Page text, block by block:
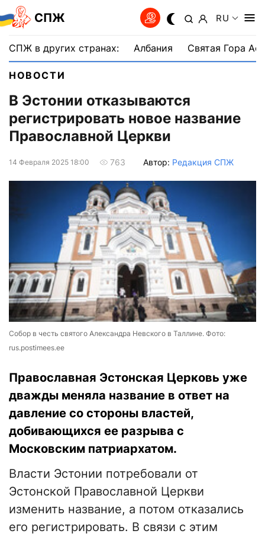
СПЖ RU
СПЖ в других странах: Албания Святая Гора
НОВОСТИ
В Эстонии отказываются
регистрировать новое название
Православной Церкви
14 Февраля 2025 18:00 763 Автор: Редакция СПЖ
Собор в честь святого Александра Невского в Таллине. Фото:
rus.postimees.ee
Православная Эстонская Церковь уже
дважды меняла название в ответ на
давление со стороны властей,
добивающихся ее разрыва с
Московским патриархатом.
Власти Эстонии потребовали от
Эстонской Православной Церкви
изменить название, а потом отказались
его регистрировать. В связи с этим